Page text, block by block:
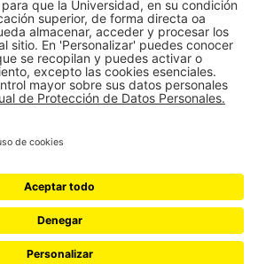
Grupo de Física Estadística
Departamento de Física
Edificio Ip
| Vigilada Mineducación
Universidad: Decreto 1297 del 30 de mayo
jurídica: Resolución 28 del 23 de